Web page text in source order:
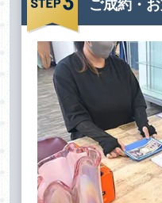
ご成約・